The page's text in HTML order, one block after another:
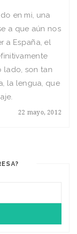
22 mayo, 2012
en mi, una
a que aún nos
a España, el
lado, son tan
la lengua, que